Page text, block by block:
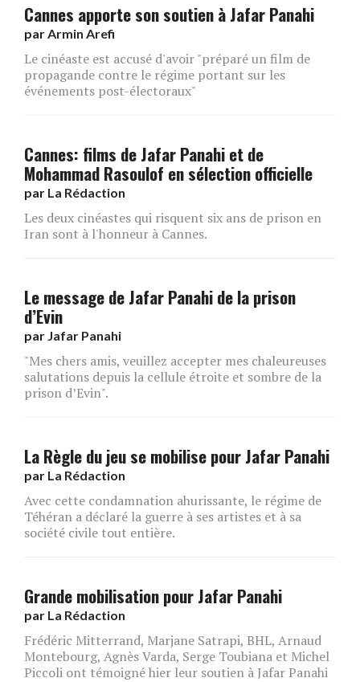
Cannes apporte son soutien à Jafar Panahi
parArmin Arefi
Le cinéaste est accusé d'avoir "préparé un film de
propagande contre le régime portant sur les
événements post-électoraux"
Cannes: films de Jafar Panahi et de
Mohammad Rasoulof en sélection officielle
par La Rédaction
Les deux cinéastes qui risquent six ans de prison en
Iran sont à l'honneur à Cannes.
Le message de Jafar Panahi de la prison
d’Evin
par Jafar Panahi
"Mes chers amis, veuillez accepter mes chaleureuses
salutations depuis la cellule étroite et sombre de la
prison d’Evin".
La Règle du jeu se mobilise pour Jafar Panahi
par La Rédaction
Avec cette condamnation ahurissante, le régime de
Téhéran a déclaré la guerre à ses artistes et à sa
société civile tout entière.
Grande mobilisation pour Jafar Panahi
par La Rédaction
Frédéric Mitterrand, Marjane Satrapi, BHL, Arnaud
Montebourg, Agnès Varda, Serge Toubiana et Michel
Piccoli ont témoigné hier leur soutien à Jafar Panahi